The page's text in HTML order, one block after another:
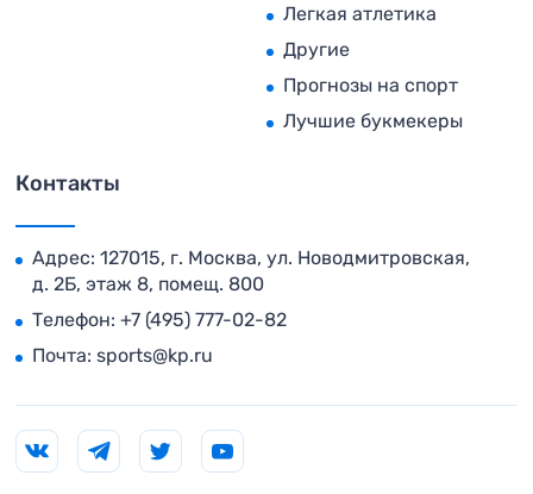
Легкая атлетика
Другие
Прогнозы на спорт
Лучшие букмекеры
Контакты
Адрес: 127015, г. Москва, ул. Новодмитровская,
д. 2Б, этаж 8, помещ. 800
Телефон: +7 (495) 777-02-82
Почта: sports@kp.ru